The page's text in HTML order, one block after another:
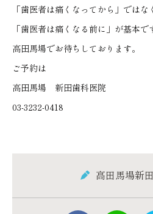
「歯医者は痛くなってから」ではなく
「歯医者は痛くなる前に」が基本で
高田馬場でお待ちしております。
ご予約は
高田馬場 新田歯科医院
03-3232-0418
高田馬場新